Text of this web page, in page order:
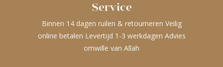
Service
Binnen 14 dagen ruilen & retourneren Veilig
online betalen Levertijd 1-3 werkdagen Advies
omwille van Allah